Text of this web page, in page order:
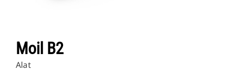
Moil B2
Alat